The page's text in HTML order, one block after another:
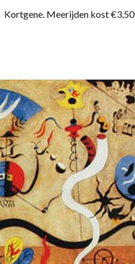
Kortgene. Meerijden kost €3,50